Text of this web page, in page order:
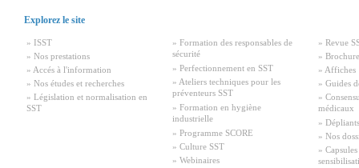
Explorez le site
» ISST
» Nos prestations
» Accés à l'information
» Nos études et recherches
» Législation et normalisation en
SST
» Formation des responsables de
sécurité
» Perfectionnement en SST
» Ateliers techniques pour les
préventeurs SST
» Formation en hygiène
industrielle
» Programme SCORE
» Culture SST
» Webinaires
» Revue
»
» Affiches
» Guides
»
médicaux
» Dépliants
» Nos
»